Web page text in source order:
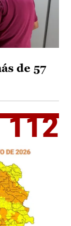
de 57
112